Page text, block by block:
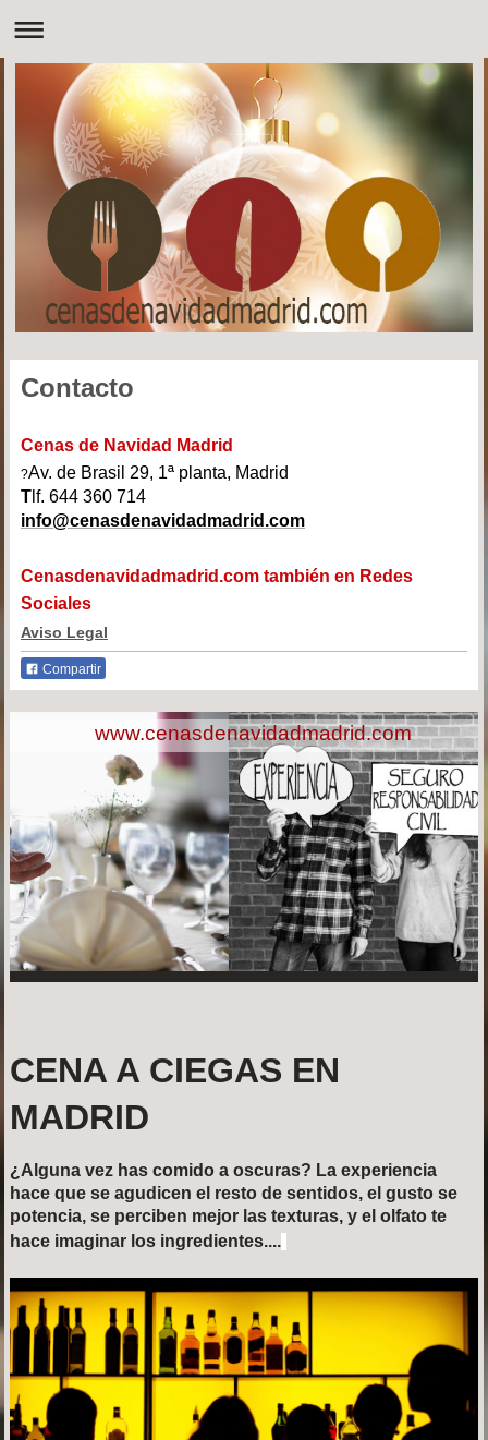
Contacto
Cenas de Navidad Madrid
?Av. de Brasil 29, 1ª planta, Madrid
Tlf. 644 360 714
info@cenasdenavidadmadrid.com
Cenasdenavidadmadrid.com también en Redes
Sociales
Aviso Legal
Compartir
www.cenasdenavidadmadrid.com
CENA A CIEGAS EN
MADRID
¿Alguna vez has comido a oscuras? La experiencia
hace que se agudicen el resto de sentidos, el gusto se
potencia, se perciben mejor las texturas, y el olfato te
hace imaginar los ingredientes....